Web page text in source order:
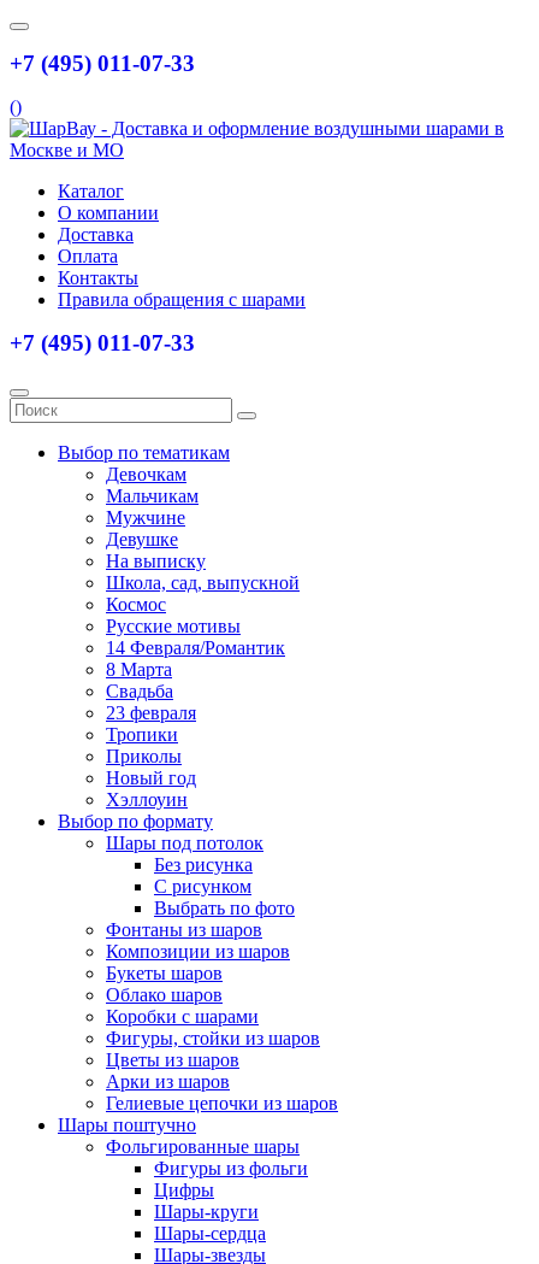
+7 (495) 011-07-33
()
Каталог
О компании
Доставка
Оплата
Контакты
Правила обращения с шарами
+7 (495) 011-07-33
Выбор по тематикам
Девочкам
Мальчикам
Мужчине
Девушке
На выписку
Школа, сад, выпускной
Космос
Русские мотивы
14 Февраля/Романтик
8 Марта
Свадьба
23 февраля
Тропики
Приколы
Новый год
Хэллоуин
Выбор по формату
Шары под потолок
Без рисунка
С рисунком
Выбрать по фото
Фонтаны из шаров
Композиции из шаров
Букеты шаров
Облако шаров
Коробки с шарами
Фигуры, стойки из шаров
Цветы из шаров
Арки из шаров
Гелиевые цепочки из шаров
Шары поштучно
Фольгированные шары
Фигуры из фольги
Цифры
Шары-круги
Шары-сердца
Шары-звезды